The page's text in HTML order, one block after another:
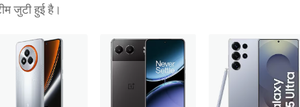
जुटी हुई है।